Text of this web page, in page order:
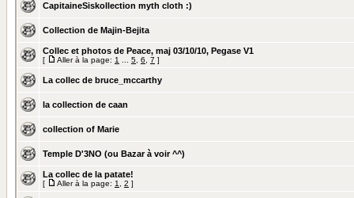
CapitaineSiskollection myth cloth :)
Collection de Majin-Bejita
Collec et photos de Peace, maj 03/10/10, Pegase V1
[ Aller à la page: 1 5 6 7 ]
La collec de bruce_mccarthy
la collection de caan
collection of Marie
Temple D'3NO (ou Bazar à voir ^^)
La collec de la patate!
[ Aller à la page: 1 2 ]